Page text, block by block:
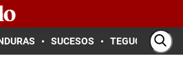
SUCESOS TEGUCIGALPA